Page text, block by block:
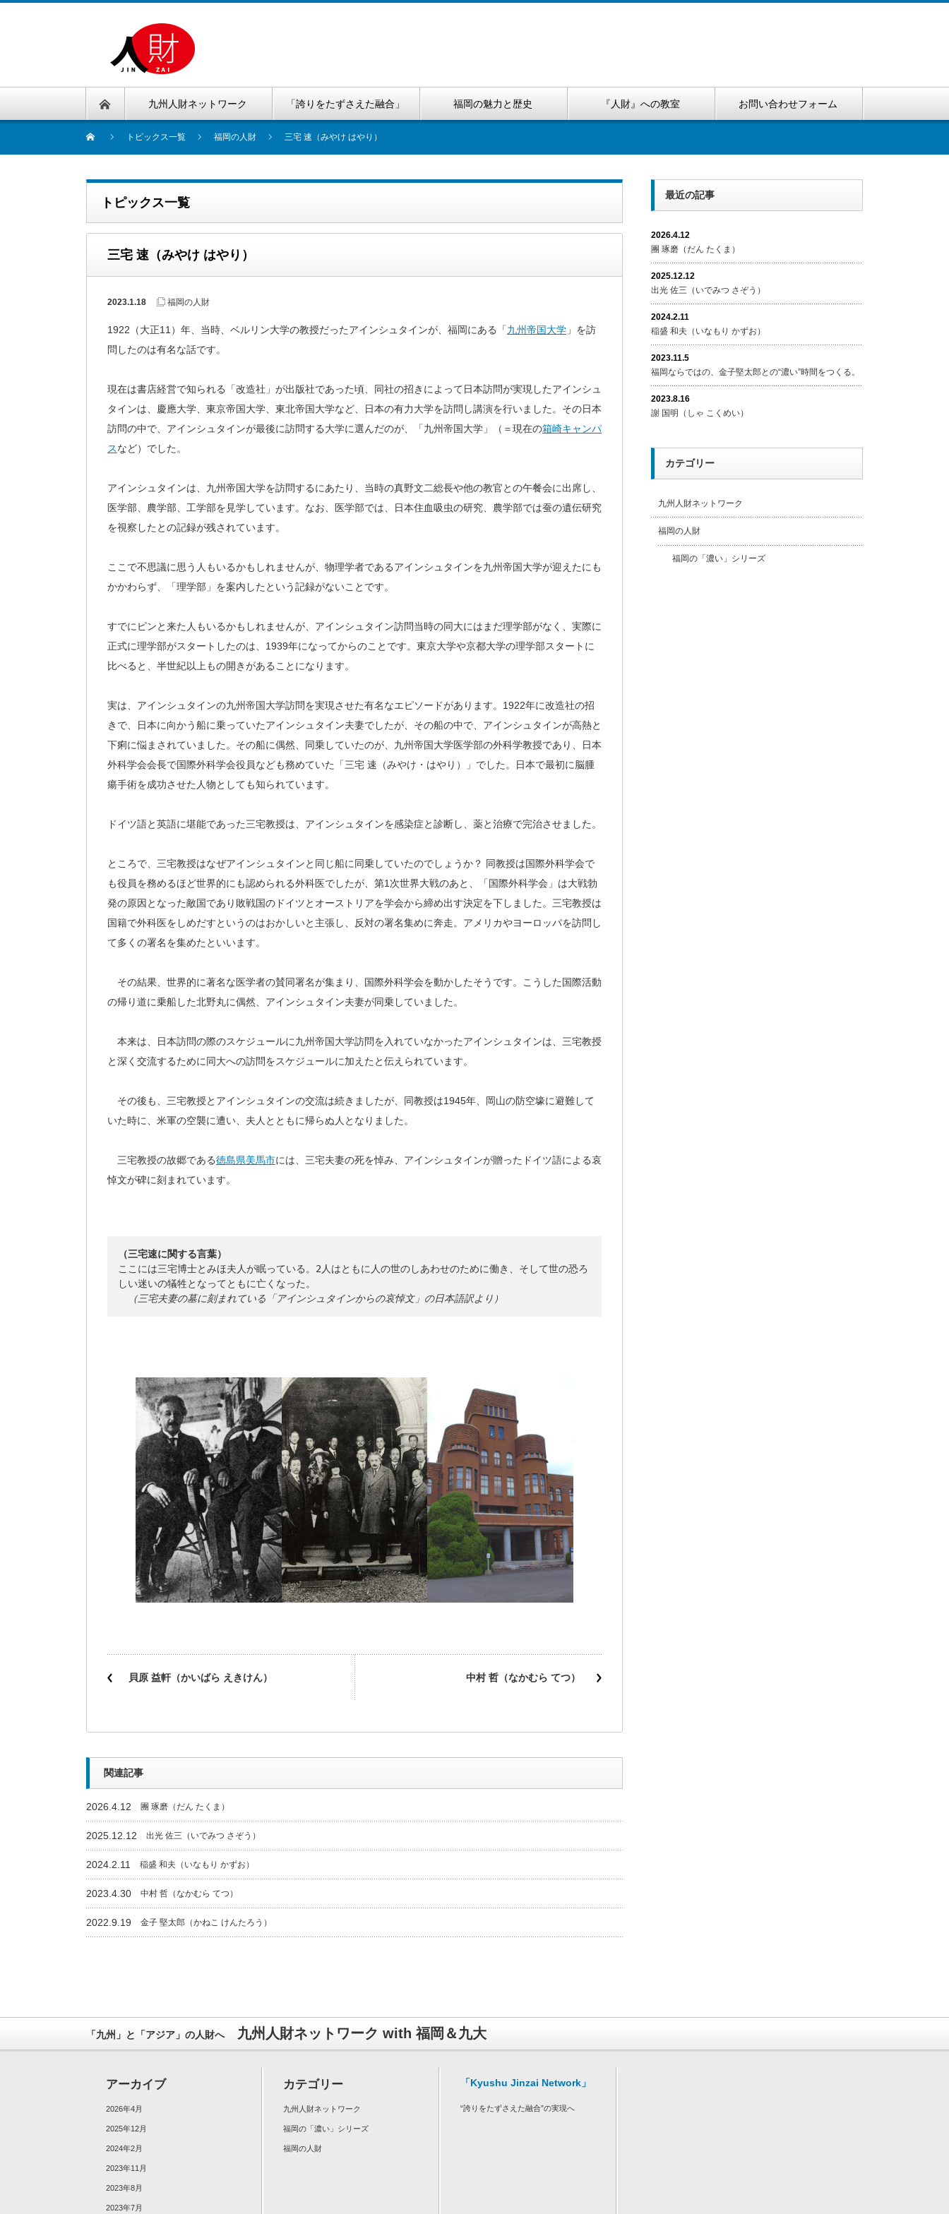
九州人財ネットワーク 「誇りをたずさえた融合」 福岡の魅力と歴史 『人財』への教室 お問い合わせフォーム
トピックス一覧 福岡の人財 三宅 速（みやけ はやり）
トピックス一覧
三宅 速（みやけ はやり）
2023.1.18 福岡の人財
1922（大正11）年、当時、ベルリン大学の教授だったアインシュタインが、福岡にある「九州帝国大学 」を訪
問したのは有名な話です。
現在は書店経営で知られる「改造社」が出版社であった頃、同社の招きによって日本訪問が実現したアインシュ
タインは、慶應大学、東京帝国大学、東北帝国大学など、日本の有力大学を訪問し講演を行いました。その日本
訪問の中で、アインシュタインが最後に訪問する大学に選んだのが、「九州帝国大学」（＝現在の箱崎キャンパ
スなど）でした。
アインシュタインは、九州帝国大学を訪問するにあたり、当時の真野文二総長や他の教官との午餐会に出席し、
医学部、農学部、工学部を見学しています。なお、医学部では、日本住血吸虫の研究、農学部では蚕の遺伝研究
を視察したとの記録が残されています。
ここで不思議に思う人もいるかもしれませんが、物理学者であるアインシュタインを九州帝国大学が迎えたにも
かかわらず、「理学部」を案内したという記録がないことです。
すでにピンと来た人もいるかもしれませんが、アインシュタイン訪問当時の同大にはまだ理学部がなく、実際に
正式に理学部がスタートしたのは、1939年になってからのことです。東京大学や京都大学の理学部スタートに
比べると、半世紀以上もの開きがあることになります。
実は、アインシュタインの九州帝国大学訪問を実現させた有名なエピソードがあります。1922年に改造社の招
きで、日本に向かう船に乗っていたアインシュタイン夫妻でしたが、その船の中で、アインシュタインが高熱と
下痢に悩まされていました。その船に偶然、同乗していたのが、九州帝国大学医学部の外科学教授であり、日本
外科学会会長で国際外科学会役員なども務めていた「三宅 速（みやけ・はやり）」でした。日本で最初に脳腫
瘍手術を成功させた人物としても知られています。
ドイツ語と英語に堪能であった三宅教授は、アインシュタインを感染症と診断し、薬と治療で完治させました。
ところで、三宅教授はなぜアインシュタインと同じ船に同乗していたのでしょうか？ 同教授は国際外科学会で
も役員を務めるほど世界的にも認められる外科医でしたが、第1次世界大戦のあと、「国際外科学会」は大戦勃
発の原因となった敵国であり敗戦国のドイツとオーストリアを学会から締め出す決定を下しました。三宅教授は
国籍で外科医をしめだすというのはおかしいと主張し、反対の署名集めに奔走。アメリカやヨーロッパを訪問し
て多くの署名を集めたといいます。
その結果、世界的に著名な医学者の賛同署名が集まり、国際外科学会を動かしたそうです。こうした国際活動
の帰り道に乗船した北野丸に偶然、アインシュタイン夫妻が同乗していました。
本来は、日本訪問の際のスケジュールに九州帝国大学訪問を入れていなかったアインシュタインは、三宅教授
と深く交流するために同大への訪問をスケジュールに加えたと伝えられています。
その後も、三宅教授とアインシュタインの交流は続きましたが、同教授は1945年、岡山の防空壕に避難して
いた時に、米軍の空襲に遭い、夫人とともに帰らぬ人となりました。
三宅教授の故郷である徳島県美馬市には、三宅夫妻の死を悼み、アインシュタインが贈ったドイツ語による哀
悼文が碑に刻まれています。
（三宅速に関する言葉）
ここには三宅博士とみほ夫人が眠っている。2人はともに人の世のしあわせのために働き、そして世の恐ろ
しい迷いの犠牲となってともに亡くなった。
（三宅夫妻の墓に刻まれている「アインシュタインからの哀悼文」の日本語訳より）
貝原 益軒（かいばら えきけん） 中村 哲（なかむら てつ）
関連記事
2026.4.12 團 琢磨（だん たくま）
2025.12.12 出光 佐三（いでみつ さぞう）
2024.2.11 稲盛 和夫（いなもり かずお）
2023.4.30 中村 哲（なかむら てつ）
2022.9.19 金子 堅太郎（かねこ けんたろう）
最近の記事
2026.4.12
團 琢磨（だん たくま）
2025.12.12
出光 佐三（いでみつ さぞう）
2024.2.11
稲盛 和夫（いなもり かずお）
2023.11.5
福岡ならではの、金子堅太郎との“濃い”時間をつくる。
2023.8.16
謝 国明（しゃ こくめい）
カテゴリー
九州人財ネットワーク
福岡の人財
福岡の「濃い」シリーズ
「九州」と「アジア」の人財へ 九州人財ネットワーク with 福岡＆九大
アーカイブ
2026年4月
2025年12月
2024年2月
2023年11月
2023年8月
2023年7月
カテゴリー
九州人財ネットワーク
福岡の「濃い」シリーズ
福岡の人財
「Kyushu Jinzai Network」
“誇りをたずさえた融合”の実現へ